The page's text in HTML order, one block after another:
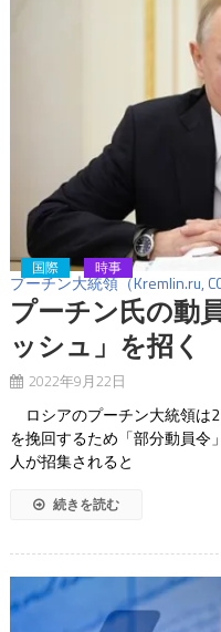
プーチン大統領（Kremlin.ru,
国際 時事
プーチン氏の動
ッシュ」を招く
2022年9月22日
ロシアのプーチン大統領は
を挽回するため「部分動員令
人が招集されると
続きを読む